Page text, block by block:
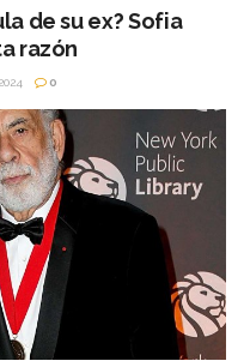
de su ex? Sofia
razón
0